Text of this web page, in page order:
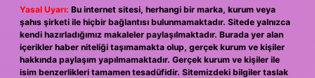
Yasal Uyarı: Bu internet sitesi, herhangi bir marka, kurum veya
şahıs şirketi ile hiçbir bağlantısı bulunmamaktadır. Sitede yalnızca
kendi hazırladığımız makaleler paylaşılmaktadır. Burada yer alan
içerikler haber niteliği taşımamakta olup, gerçek kurum ve kişiler
hakkında paylaşım yapılmamaktadır. Gerçek kurum ve kişiler ile
isim benzerlikleri tamamen tesadüfidir. Sitemizdeki bilgiler taslak